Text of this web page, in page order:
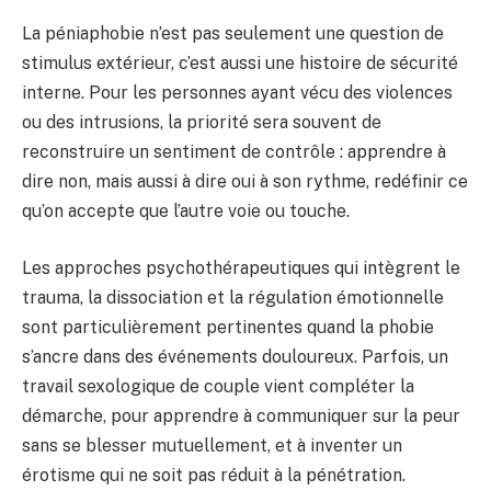
La péniaphobie n’est pas seulement une question de
stimulus extérieur, c’est aussi une histoire de sécurité
interne. Pour les personnes ayant vécu des violences
ou des intrusions, la priorité sera souvent de
reconstruire un sentiment de contrôle : apprendre à
dire non, mais aussi à dire oui à son rythme, redéfinir ce
qu’on accepte que l’autre voie ou touche.
Les approches psychothérapeutiques qui intègrent le
trauma, la dissociation et la régulation émotionnelle
sont particulièrement pertinentes quand la phobie
s’ancre dans des événements douloureux. Parfois, un
travail sexologique de couple vient compléter la
démarche, pour apprendre à communiquer sur la peur
sans se blesser mutuellement, et à inventer un
érotisme qui ne soit pas réduit à la pénétration.